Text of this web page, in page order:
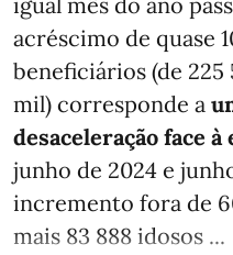
acréscimo de quase
beneficiários (de 225
mil) corresponde a
desaceleração face
junho de 2024 e
incremento fora de
mais 83 888 idosos ...